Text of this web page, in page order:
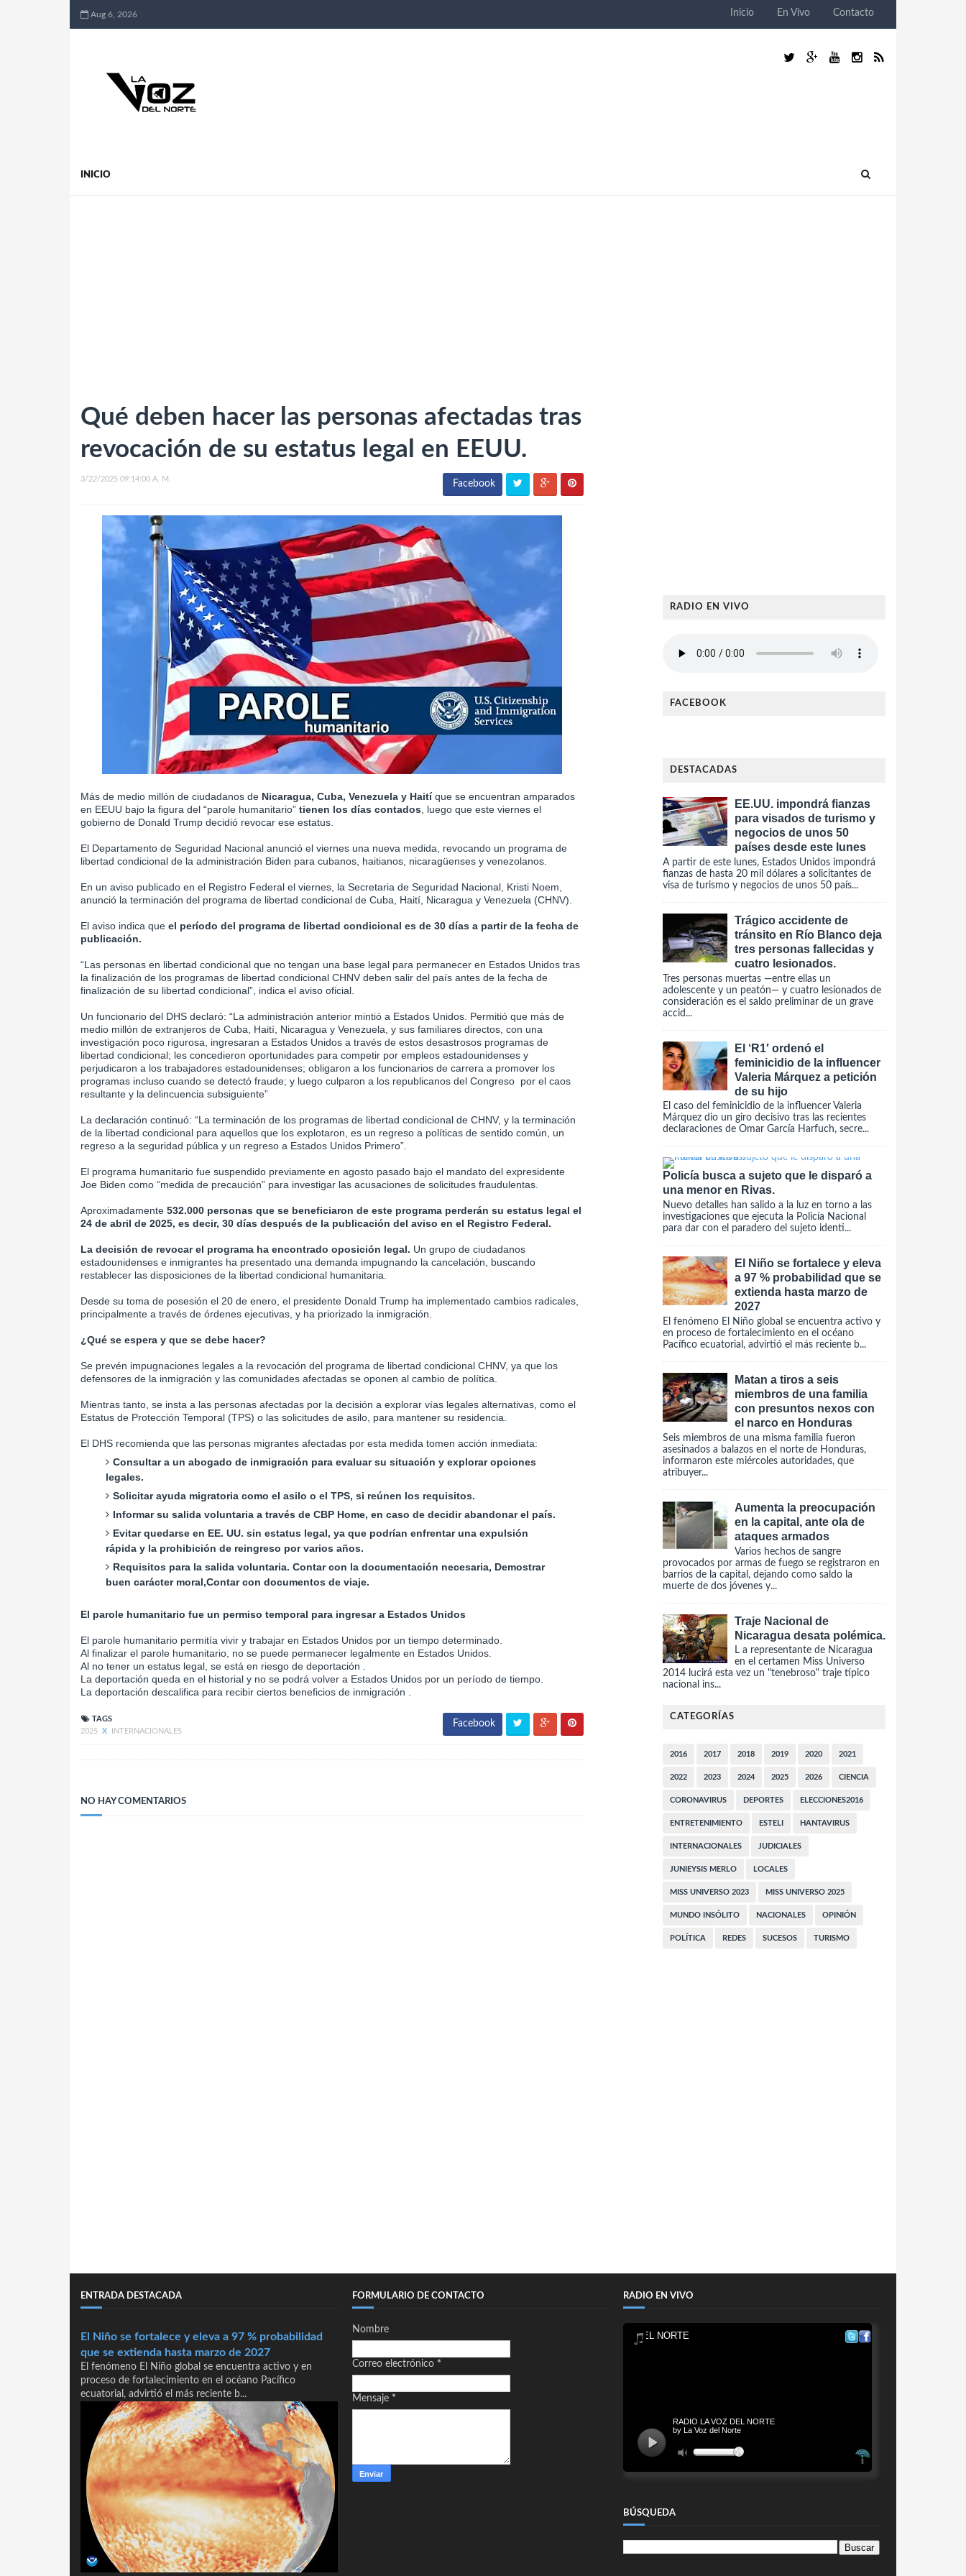
Aug 6, 2026 Inicio En Vivo Contacto
INICIO
Qué deben hacer las personas afectadas tras
revocación de su estatus legal en EEUU.
3/22/2025 09:14:00 A. M. Facebook
Más de medio millón de ciudadanos de Nicaragua, Cuba, Venezuela y Haitíque se encuentran amparados
en EEUU bajo la figura del “parole humanitario” tienen los días contados , luego que este viernes el
gobierno de Donald Trump decidió revocar ese estatus.
El Departamento de Seguridad Nacional anunció el viernes una nueva medida, revocando un programa de
libertad condicional de la administración Biden para cubanos, haitianos, nicaragüenses y venezolanos.
En un aviso publicado en el Registro Federal el viernes, la Secretaria de Seguridad Nacional, Kristi Noem,
anunció la terminación del programa de libertad condicional de Cuba, Haití, Nicaragua y Venezuela (CHNV).
El aviso indica que el período del programa de libertad condicional es de 30 días a partir de la fecha de
publicación.
“Las personas en libertad condicional que no tengan una base legal para permanecer en Estados Unidos tras
la finalización de los programas de libertad condicional CHNV deben salir del país antes de la fecha de
finalización de su libertad condicional”, indica el aviso oficial.
Un funcionario del DHS declaró: “La administración anterior mintió a Estados Unidos. Permitió que más de
medio millón de extranjeros de Cuba, Haití, Nicaragua y Venezuela, y sus familiares directos, con una
investigación poco rigurosa, ingresaran a Estados Unidos a través de estos desastrosos programas de
libertad condicional; les concedieron oportunidades para competir por empleos estadounidenses y
perjudicaron a los trabajadores estadounidenses; obligaron a los funcionarios de carrera a promover los
programas incluso cuando se detectó fraude; y luego culparon a los republicanos del Congreso por el caos
resultante y la delincuencia subsiguiente”
La declaración continuó: “La terminación de los programas de libertad condicional de CHNV, y la terminación
de la libertad condicional para aquellos que los explotaron, es un regreso a políticas de sentido común, un
regreso a la seguridad pública y un regreso a Estados Unidos Primero”.
El programa humanitario fue suspendido previamente en agosto pasado bajo el mandato del expresidente
Joe Biden como “medida de precaución” para investigar las acusaciones de solicitudes fraudulentas.
Aproximadamente 532.000 personas que se beneficiaron de este programa perderán su estatus legal el
24 de abril de 2025, es decir, 30 días después de la publicación del aviso en el Registro Federal.
La decisión de revocar el programa ha encontrado oposición legal. Un grupo de ciudadanos
estadounidenses e inmigrantes ha presentado una demanda impugnando la cancelación, buscando
restablecer las disposiciones de la libertad condicional humanitaria.
Desde su toma de posesión el 20 de enero, el presidente Donald Trump ha implementado cambios radicales,
principalmente a través de órdenes ejecutivas, y ha priorizado la inmigración.
¿Qué se espera y que se debe hacer?
Se prevén impugnaciones legales a la revocación del programa de libertad condicional CHNV, ya que los
defensores de la inmigración y las comunidades afectadas se oponen al cambio de política.
Mientras tanto, se insta a las personas afectadas por la decisión a explorar vías legales alternativas, como el
Estatus de Protección Temporal (TPS) o las solicitudes de asilo, para mantener su residencia.
El DHS recomienda que las personas migrantes afectadas por esta medida tomen acción inmediata:
Consultar a un abogado de inmigración para evaluar su situación y explorar opciones
legales.
Solicitar ayuda migratoria como el asilo o el TPS, si reúnen los requisitos.
Informar su salida voluntaria a través de CBP Home, en caso de decidir abandonar el país.
Evitar quedarse en EE. UU. sin estatus legal, ya que podrían enfrentar una expulsión
rápida y la prohibición de reingreso por varios años.
Requisitos para la salida voluntaria. Contar con la documentación necesaria, Demostrar
buen carácter moral,Contar con documentos de viaje.
El parole humanitario fue un permiso temporal para ingresar a Estados Unidos
El parole humanitario permitía vivir y trabajar en Estados Unidos por un tiempo determinado.
Al finalizar el parole humanitario, no se puede permanecer legalmente en Estados Unidos.
Al no tener un estatus legal, se está en riesgo de deportación .
La deportación queda en el historial y no se podrá volver a Estados Unidos por un período de tiempo.
La deportación descalifica para recibir ciertos beneficios de inmigración .
TAGS
2025 X INTERNACIONALES
Facebook
NO HAY COMENTARIOS
RADIO EN VIVO
FACEBOOK
DESTACADAS
EE.UU. impondrá fianzas
para visados de turismo y
negocios de unos 50
países desde este lunes
A partir de este lunes, Estados Unidos impondrá
fianzas de hasta 20 mil dólares a solicitantes de
visa de turismo y negocios de unos 50 país...
Trágico accidente de
tránsito en Río Blanco deja
tres personas fallecidas y
cuatro lesionados.
Tres personas muertas —entre ellas un
adolescente y un peatón— y cuatro lesionados de
consideración es el saldo preliminar de un grave
accid...
El ‘R1′ ordenó el
feminicidio de la influencer
Valeria Márquez a petición
de su hijo
El caso del feminicidio de la influencer Valeria
Márquez dio un giro decisivo tras las recientes
declaraciones de Omar García Harfuch, secre...
Policía busca a sujeto que le disparó a
una menor en Rivas.
Nuevo detalles han salido a la luz en torno a las
investigaciones que ejecuta la Policía Nacional
para dar con el paradero del sujeto identi...
El Niño se fortalece y eleva
a 97 % probabilidad que se
extienda hasta marzo de
2027
El fenómeno El Niño global se encuentra activo y
en proceso de fortalecimiento en el océano
Pacífico ecuatorial, advirtió el más reciente b...
Matan a tiros a seis
miembros de una familia
con presuntos nexos con
el narco en Honduras
Seis miembros de una misma familia fueron
asesinados a balazos en el norte de Honduras,
informaron este miércoles autoridades, que
atribuyer...
Aumenta la preocupación
en la capital, ante ola de
ataques armados
Varios hechos de sangre
provocados por armas de fuego se registraron en
barrios de la capital, dejando como saldo la
muerte de dos jóvenes y...
Traje Nacional de
Nicaragua desata polémica.
L a representante de Nicaragua
en el certamen Miss Universo
2014 lucirá esta vez un "tenebroso" traje típico
nacional ins...
CATEGORÍAS
2016 2017 2018 2019 2020 2021
2022 2023 2024 2025 2026 CIENCIA
CORONAVIRUS DEPORTES ELECCIONES2016
ENTRETENIMIENTO ESTELI HANTAVIRUS
INTERNACIONALES JUDICIALES
JUNIEYSIS MERLO LOCALES
MISS UNIVERSO 2023 MISS UNIVERSO 2025
MUNDO INSÓLITO NACIONALES OPINIÓN
POLÍTICA REDES SUCESOS TURISMO
ENTRADA DESTACADA
El Niño se fortalece y eleva a 97 % probabilidad
que se extienda hasta marzo de 2027
El fenómeno El Niño global se encuentra activo y en
proceso de fortalecimiento en el océano Pacífico
ecuatorial, advirtió el más reciente b...
FORMULARIO DE CONTACTO
Nombre
Correo electrónico *
Mensaje *
RADIO EN VIVO
BÚSQUEDA